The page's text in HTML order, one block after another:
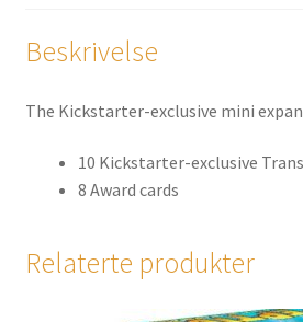
Beskrivelse
The Kickstarter-exclusive mini
10 Kickstarter-exclusive
8 Award cards
Relaterte produkter